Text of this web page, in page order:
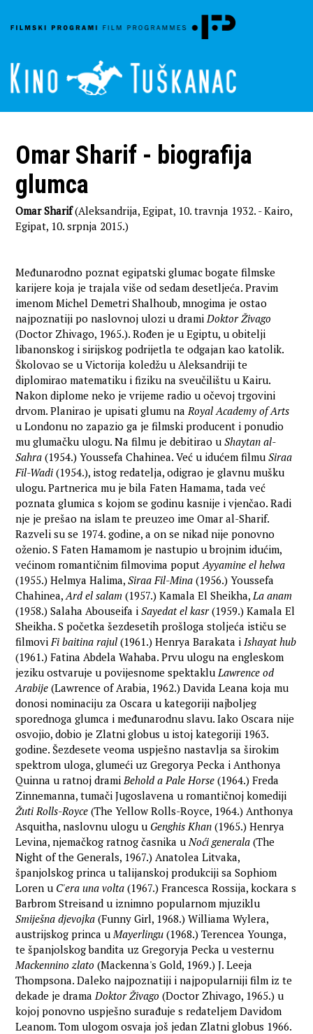
Omar Sharif - biografija
glumca
Omar Sharif(Aleksandrija, Egipat, 10. travnja 1932. - Kairo,
Egipat, 10. srpnja 2015.)
Međunarodno poznat egipatski glumac bogate filmske
karijere koja je trajala više od sedam desetljeća. Pravim
imenom Michel Demetri Shalhoub, mnogima je ostao
najpoznatiji po naslovnoj ulozi u dramiDoktor Živago
(Doctor Zhivago, 1965.). Rođen je u Egiptu, u obitelji
libanonskog i sirijskog podrijetla te odgajan kao katolik.
Školovao se u Victorija koledžu u Aleksandriji te
diplomirao matematiku i fiziku na sveučilištu u Kairu.
Nakon diplome neko je vrijeme radio u očevoj trgovini
drvom. Planirao je upisati glumu naRoyal Academy of Arts
u Londonu no zapazio ga je filmski producent i ponudio
mu glumačku ulogu. Na filmu je debitirao uShaytan al-
Sahra (1954.) Youssefa Chahinea. Već u idućem filmuSiraa
Fil-Wadi (1954.), istog redatelja, odigrao je glavnu mušku
ulogu. Partnerica mu je bila Faten Hamama, tada već
poznata glumica s kojom se godinu kasnije i vjenčao. Radi
nje je prešao na islam te preuzeo ime Omar al-Sharif.
Razveli su se 1974. godine, a on se nikad nije ponovno
oženio. S Faten Hamamom je nastupio u brojnim idućim,
većinom romantičnim filmovima poputAyyamine el helwa
(1955.) Helmya Halima,Siraa Fil-Mina (1956.) Youssefa
Chahinea,Ard el salam (1957.) Kamala El Sheikha,La anam
(1958.) Salaha Abouseifa iSayedat el kasr(1959.) Kamala El
Sheikha. S početka šezdesetih prošloga stoljeća ističu se
filmoviFi baitina rajul (1961.) Henrya Barakata iIshayat hub
(1961.) Fatina Abdela Wahaba. Prvu ulogu na engleskom
jeziku ostvaruje u povijesnome spektakluLawrence od
Arabije (Lawrence of Arabia, 1962.) Davida Leana koja mu
donosi nominaciju za Oscara u kategoriji najboljeg
sporednoga glumca i međunarodnu slavu. Iako Oscara nije
osvojio, dobio je Zlatni globus u istoj kategoriji 1963.
godine. Šezdesete veoma uspješno nastavlja sa širokim
spektrom uloga, glumeći uz Gregorya Pecka i Anthonya
Quinna u ratnoj dramiBehold a Pale Horse (1964.) Freda
Zinnemanna, tumači Jugoslavena u romantičnoj komediji
Žuti Rolls-Royce (The Yellow Rolls-Royce, 1964.) Anthonya
Asquitha, naslovnu ulogu u Genghis Khan (1965.) Henrya
Levina, njemačkog ratnog časnika uNoći generala (The
Night of the Generals, 1967.) Anatolea Litvaka,
španjolskog princa u talijanskoj produkciji sa Sophiom
Loren u C'era una volta (1967.) Francesca Rossija, kockara s
Barbrom Streisand u iznimno popularnom mjuziklu
Smiješna djevojka (Funny Girl, 1968.) Williama Wylera,
austrijskog princa uMayerlingu (1968.) Terencea Younga,
te španjolskog bandita uz Gregoryja Pecka u vesternu
Mackennino zlato (Mackenna's Gold, 1969.) J. Leeja
Thompsona. Daleko najpoznatiji i najpopularniji film iz te
dekade je dramaDoktor Živago (Doctor Zhivago, 1965.) u
kojoj ponovno uspješno surađuje s redateljem Davidom
Leanom. Tom ulogom osvaja još jedan Zlatni globus 1966.